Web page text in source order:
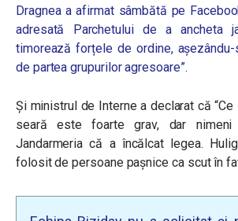
Dragnea a afirmat sâmbătă pe
adresată Parchetului de a ancheta
timorează forțele de ordine,
de partea grupurilor agresoare”.
Și ministrul de Interne a declarat că
seară este foarte grav, dar
Jandarmeria că a încălcat legea.
folosit de persoane pașnice ca scut în